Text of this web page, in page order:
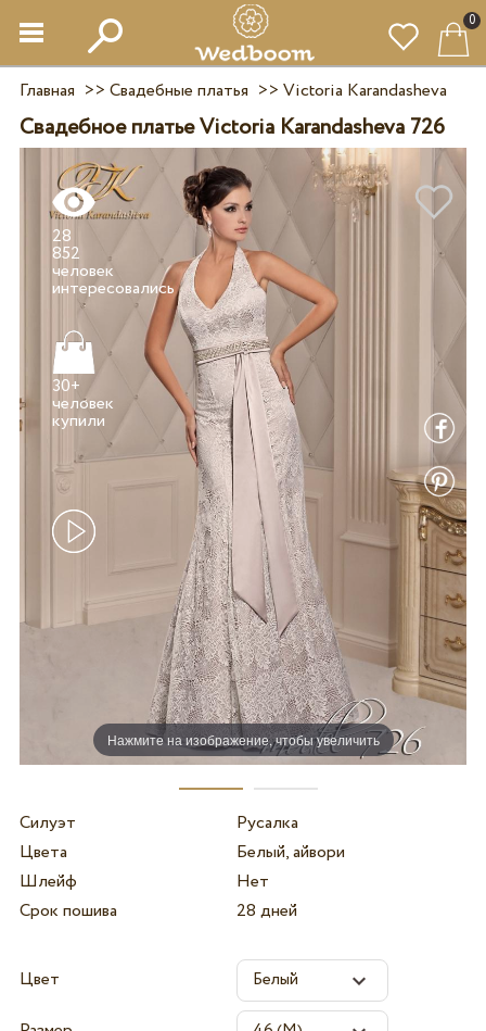
0
Главная >> Свадебные платья >> Victoria Karandasheva
Свадебное платье Victoria Karandasheva 726
Нажмите на изображение, чтобы увеличить
28
852
человек
интересовались
30+
человек
Силуэт
Русалка
Цвета
Белый, айвори
Шлейф
Нет
Срок пошива
28 дней
Цвет